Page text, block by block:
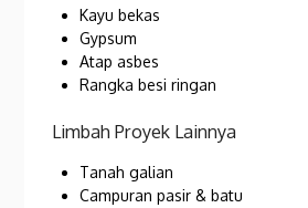
Kayu bekas
Gypsum
Atap asbes
Rangka besi ringan
Limbah Proyek Lainnya
Tanah galian
Campuran pasir & batu